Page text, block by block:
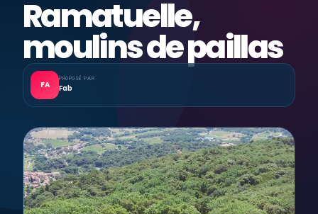
Ramatuelle,
moulins de paillas
FA
PROPOSÉ PAR
Fab